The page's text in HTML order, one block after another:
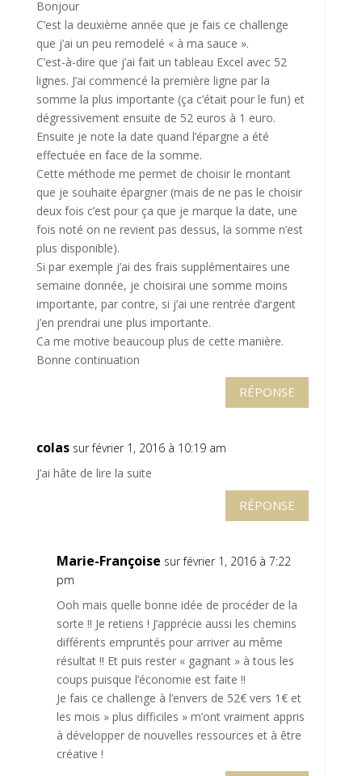
Bonjour
C’est la deuxième année que je fais ce challenge
que j’ai un peu remodelé « à ma sauce ».
C’est-à-dire que j’ai fait un tableau Excel avec 52
lignes. J’ai commencé la première ligne par la
somme la plus importante (ça c’était pour le fun) et
dégressivement ensuite de 52 euros à 1 euro.
Ensuite je note la date quand l’épargne a été
effectuée en face de la somme.
Cette méthode me permet de choisir le montant
que je souhaite épargner (mais de ne pas le choisir
deux fois c’est pour ça que je marque la date, une
fois noté on ne revient pas dessus, la somme n’est
plus disponible).
Si par exemple j’ai des frais supplémentaires une
semaine donnée, je choisirai une somme moins
importante, par contre, si j’ai une rentrée d’argent
j’en prendrai une plus importante.
Ca me motive beaucoup plus de cette manière.
Bonne continuation
RÉPONSE
colas sur février 1, 2016 à 10:19 am
J’ai hâte de lire la suite
RÉPONSE
Marie-Françoise sur février 1, 2016 à 7:22
pm
Ooh mais quelle bonne idée de procéder de la
sorte !! Je retiens ! J’apprécie aussi les chemins
différents empruntés pour arriver au même
résultat !! Et puis rester « gagnant » à tous les
coups puisque l’économie est faite !!
Je fais ce challenge à l’envers de 52€ vers 1€ et
les mois » plus difficiles » m’ont vraiment appris
à développer de nouvelles ressources et à être
créative !